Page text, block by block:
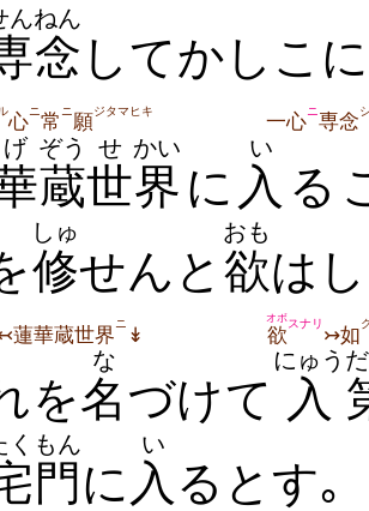
念
んねん
してかしこに
心ニ常 ニ 願ジタマヒキ 一心ニ専念
げ
蔵
ぞう
世
せ
界
かい
に 入
い
る
修
しゅ
せんと 欲
おも
は
蓮華蔵世界ニ ↡ 欲
オボスナリ ↣如
を名
な
づけて 入
にゅう
門
くもん
に 入
い
るとす｡